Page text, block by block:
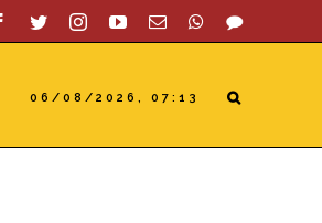
Facebook
TwitterInstagramYouTube
Email WhatsApp
SAC
06/08/2026, 07:13